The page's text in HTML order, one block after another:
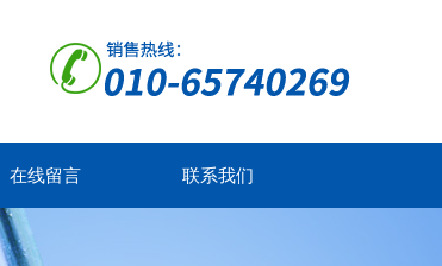
在线留言 联系我们